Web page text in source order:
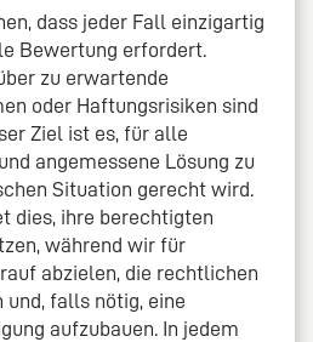
dass jeder Fall einzigartig
Bewertung erfordert.
zu erwartende
oder Haftungsrisiken sind
Ziel ist es, für alle
angemessene Lösung zu
Situation gerecht wird.
dies, ihre berechtigten
während wir für
abzielen, die rechtlichen
und, falls nötig, eine
aufzubauen. In jedem